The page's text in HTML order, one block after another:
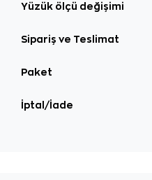
Yüzük ölçü değişimi
Sipariş ve Teslimat
Paket
İptal/İade